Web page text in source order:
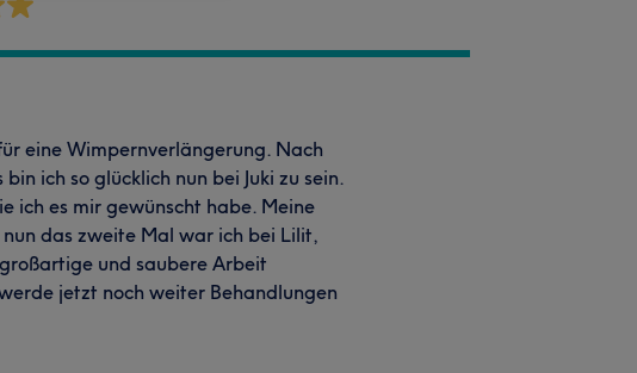
eine Wimpernverlängerung. Nach
ich so glücklich nun bei Juki zu sein.
ich es mir gewünscht habe. Meine
das zweite Mal war ich bei Lilit,
und saubere Arbeit
jetzt noch weiter Behandlungen